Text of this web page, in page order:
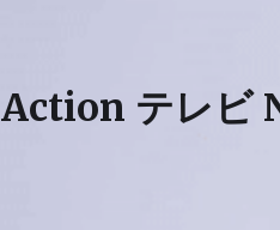
Action テレビ